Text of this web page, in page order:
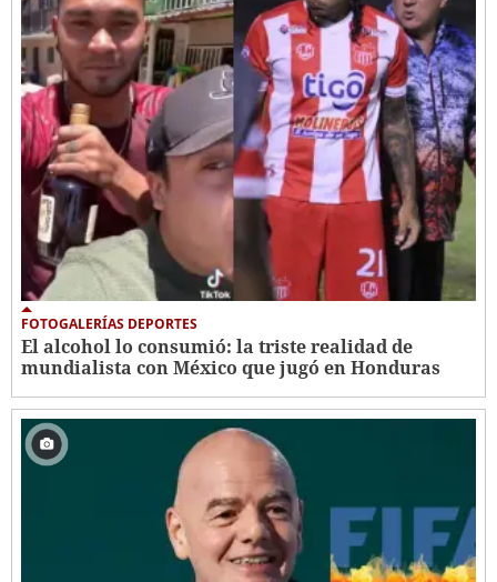
FOTOGALERÍAS DEPORTES
El alcohol lo consumió: la triste realidad de
mundialista con México que jugó en Honduras